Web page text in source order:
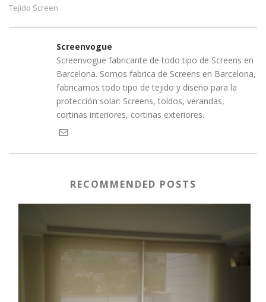
Tejido Screen
Screenvogue
Screenvogue fabricante de todo tipo de Screens en
Barcelona. Somos fabrica de Screens en Barcelona,
fabricamos todo tipo de tejido y diseño para la
protección solar: Screens, toldos, verandas,
cortinas interiores, cortinas exteriores.
RECOMMENDED POSTS